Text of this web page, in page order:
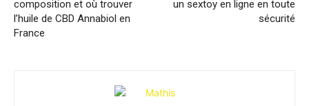
composition et où trouver
l’huile de CBD Annabiol en
France
un sextoy en ligne en toute
sécurité